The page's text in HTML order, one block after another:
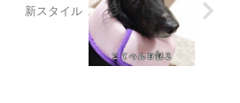
新スタイル